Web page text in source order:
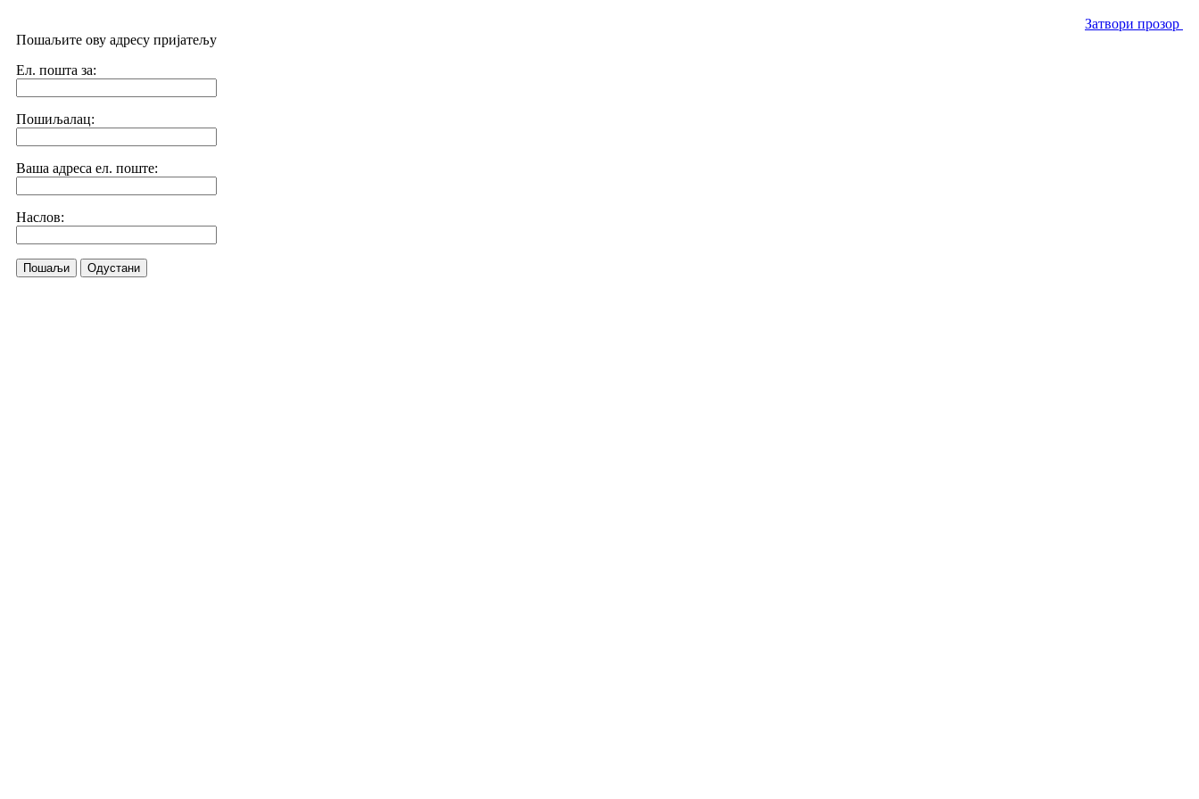
Затвори прозор
Пошаљите ову адресу пријатељу
Ел. пошта за:
Пошиљалац:
Ваша адреса ел. поште:
Наслов:
Пошаљи Одустани